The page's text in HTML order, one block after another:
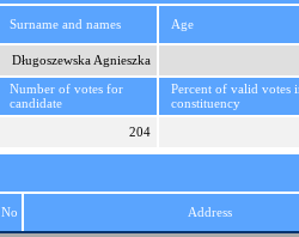
Surname and names Age
Długoszewska Agnieszka
Number of votes for
candidate
Percent of valid votes
constituency
204
No Address